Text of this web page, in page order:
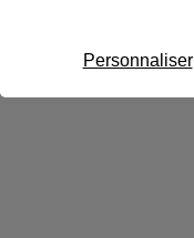
Personnaliser